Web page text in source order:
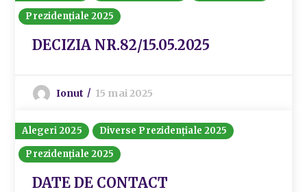
Prezidențiale 2025
DECIZIA NR.82/15.05.2025
Ionut 15 mai 2025
Alegeri 2025
Diverse Prezidențiale 2025
Prezidențiale 2025
DATE DE CONTACT